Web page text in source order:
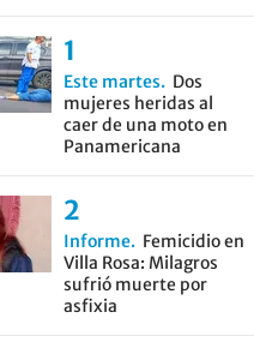
Este martes
Dos
mujeres heridas al
caer de una moto en
Panamericana
Informe
Femicidio en
Villa Rosa: Milagros
sufrió muerte por
asfixia